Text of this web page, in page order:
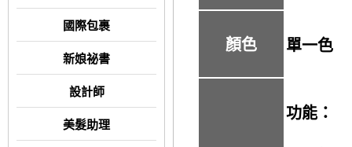
國際包裹
新娘祕書
設計師
美髮助理
顏色 單一色
功能：